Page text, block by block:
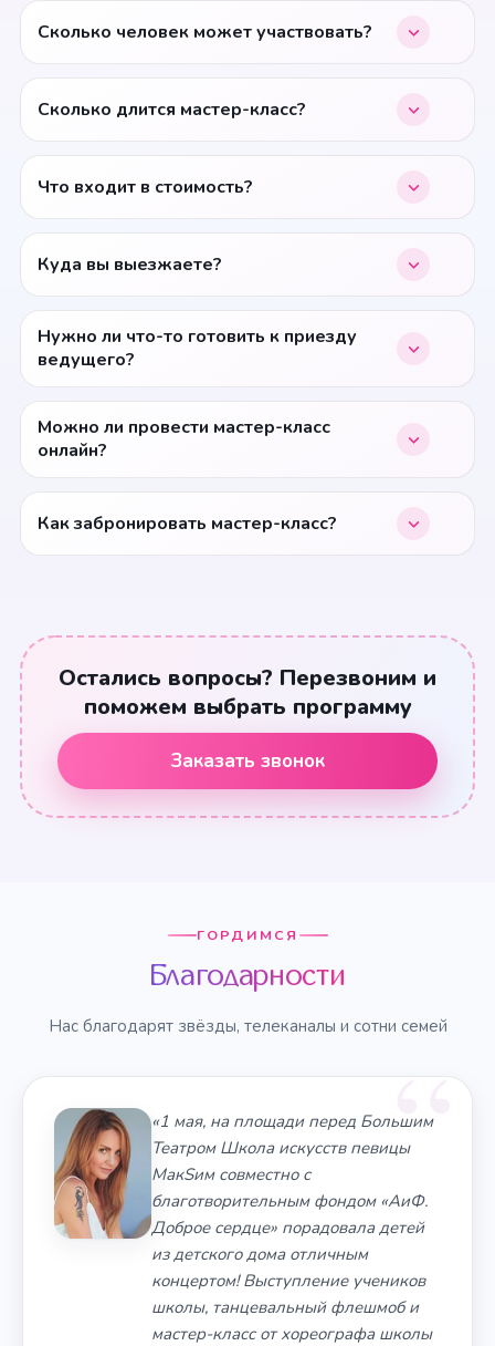
Сколько человек может участвовать?
Сколько длится мастер-класс?
Что входит в стоимость?
Куда вы выезжаете?
Нужно ли что-то готовить к приезду
ведущего?
Можно ли провести мастер-класс
онлайн?
Как забронировать мастер-класс?
Остались вопросы? Перезвоним и
поможем выбрать программу
Заказать звонок
ГОРДИМСЯ
Благодарности
Нас благодарят звёзды, телеканалы и сотни семей
«1 мая, на площади перед Большим
Театром Школа искусств певицы
МакSим совместно с
благотворительным фондом «АиФ.
Доброе сердце» порадовала детей
из детского дома отличным
концертом! Выступление учеников
школы, танцевальный флешмоб и
мастер-класс от хореографа школы